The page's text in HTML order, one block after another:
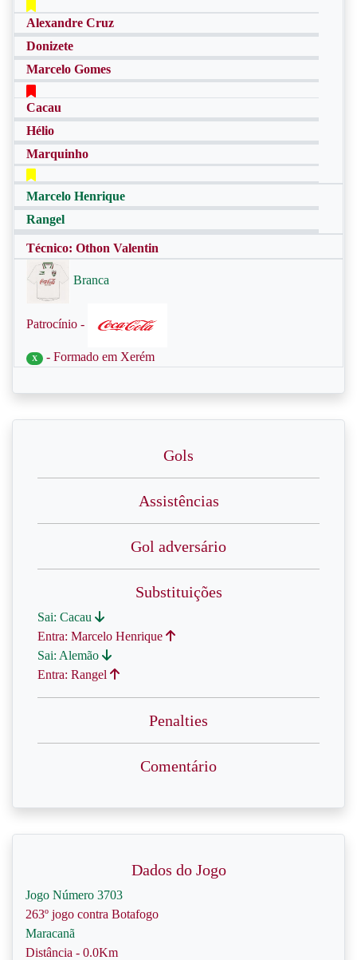
Alexandre Cruz
Donizete
Marcelo Gomes
Cacau
Hélio
Marquinho
Marcelo Henrique
Rangel
Técnico: Othon Valentin
Branca
Patrocínio -
X - Formado em Xerém
Gols
Assistências
Gol adversário
Substituições
Sai: Cacau
Entra: Marcelo Henrique
Sai: Alemão
Entra: Rangel
Penalties
Comentário
Dados do Jogo
Jogo Número 3703
263º jogo contra Botafogo
Maracanã
Distância - 0.0Km